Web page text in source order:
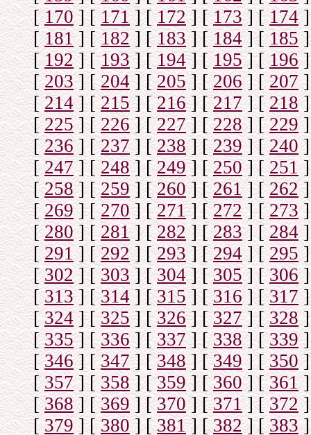
[170] [171] [172] [173] [174]
[181] [182] [183] [184] [185]
[192] [193] [194] [195] [196]
[203] [204] [205] [206] [207]
[214] [215] [216] [217] [ 218]
[225] [226] [227] [228] [229]
[236] [237] [238] [239] [240]
[247] [248] [249] [250] [251]
[258] [259] [260] [261] [262]
[269] [270] [271] [272] [273]
[280] [281] [282] [283] [284]
[291] [292] [293] [294] [ 295]
[302] [303] [304] [305] [306]
[313] [314] [315] [316] [317]
[324] [325] [326] [327] [328]
[335] [336] [337] [338] [339]
[346] [347] [348] [349] [ 350]
[357] [358] [359] [360] [361]
[368] [369] [370] [371] [372]
[379] [380] [381] [382] [383]